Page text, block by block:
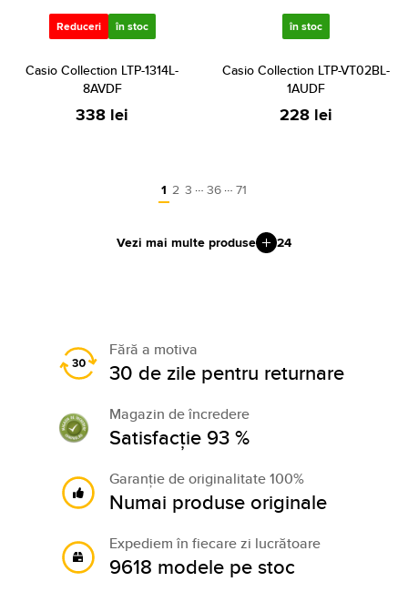
Reduceri în stoc
Casio Collection LTP-1314L-
8AVDF
338 lei
în stoc
Casio Collection LTP-VT02BL-
1AUDF
228 lei
1 2 3 … 36 … 71
Vezi mai multe produse 24
Fără a motiva
30 de zile pentru returnare
Magazin de încredere
Satisfacție 93 %
Garanție de originalitate 100%
Numai produse originale
Expediem în fiecare zi lucrătoare
9618 modele pe stoc